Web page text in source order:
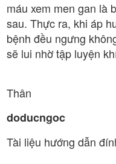
máu xem men gan là
sau. Thực ra, khi áp
bệnh đều ngưng
sẽ lui nhờ tập luyện
Thân
doducngoc
Tài liệu hướng dẫn